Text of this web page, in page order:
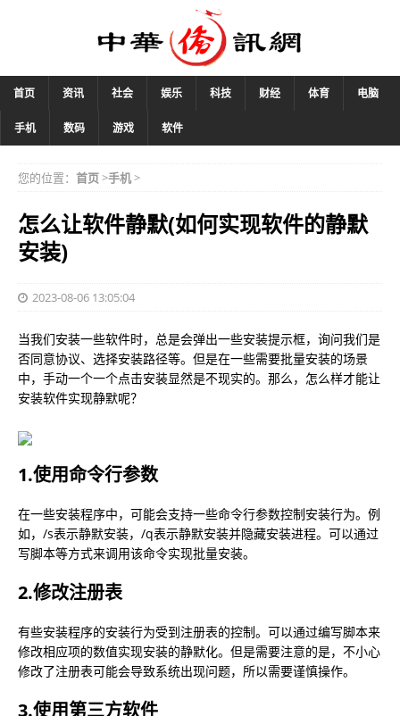
首页 资讯 社会 娱乐 科技 财经 体育 电脑
手机 数码 游戏 软件
您的位置： 首页>手机>
怎么让软件静默(如何实现软件的静默
安装)
2023-08-06 13:05:04
当我们安装一些软件时，总是会弹出一些安装提示框，询问我们是
否同意协议、选择安装路径等。但是在一些需要批量安装的场景
中，手动一个一个点击安装显然是不现实的。那么，怎么样才能让
安装软件实现静默呢？
1.使用命令行参数
在一些安装程序中，可能会支持一些命令行参数控制安装行为。例
如，/s表示静默安装，/q表示静默安装并隐藏安装进程。可以通过
写脚本等方式来调用该命令实现批量安装。
2.修改注册表
有些安装程序的安装行为受到注册表的控制。可以通过编写脚本来
修改相应项的数值实现安装的静默化。但是需要注意的是，不小心
修改了注册表可能会导致系统出现问题，所以需要谨慎操作。
3.使用第三方软件